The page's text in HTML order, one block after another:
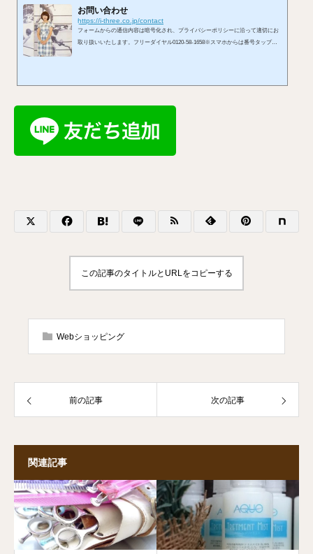
お問い合わせ
https://i-three.co.jp/contact
フォームからの通信内容は暗号化され、プライバシーポリシーに沿って適切にお
取り扱いいたします。フリーダイヤル0120-58-1658※スマホからは番号タップで
この記事のタイトルとURLをコピーする
Webショッピング
前の記事 次の記事
関連記事